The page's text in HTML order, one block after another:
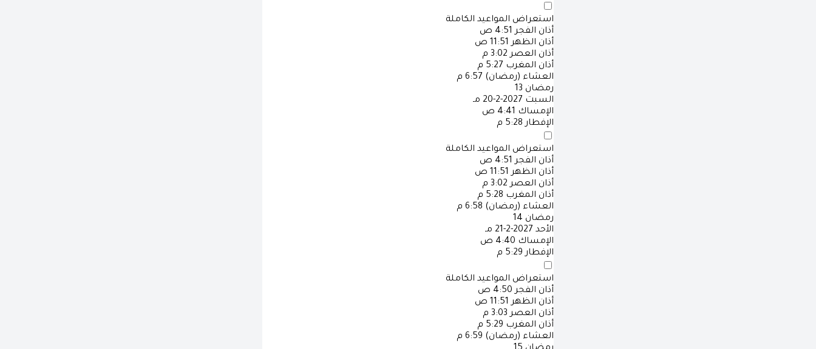
استعراض المواعيد الكاملة
أذان الفجر 4:51 ص
أذان الظهر 11:51 ص
أذان العصر 3:02 م
أذان المغرب 5:27 م
العشاء (رمضان) 6:57 م
رمضان 13
السبت 2027-2-20 مـ
الإمساك 4:41 ص
الإفطار 5:28 م
استعراض المواعيد الكاملة
أذان الفجر 4:51 ص
أذان الظهر 11:51 ص
أذان العصر 3:02 م
أذان المغرب 5:28 م
العشاء (رمضان) 6:58 م
رمضان 14
الأحد 2027-2-21 مـ
الإمساك 4:40 ص
الإفطار 5:29 م
استعراض المواعيد الكاملة
أذان الفجر 4:50 ص
أذان الظهر 11:51 ص
أذان العصر 3:03 م
أذان المغرب 5:29 م
العشاء (رمضان) 6:59 م